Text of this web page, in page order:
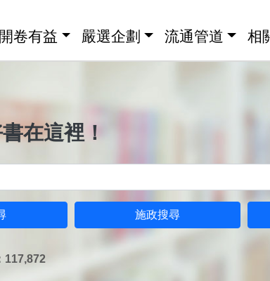
卷有益 嚴選企劃 流通管道 相
在這裡！
施政搜尋
117,872